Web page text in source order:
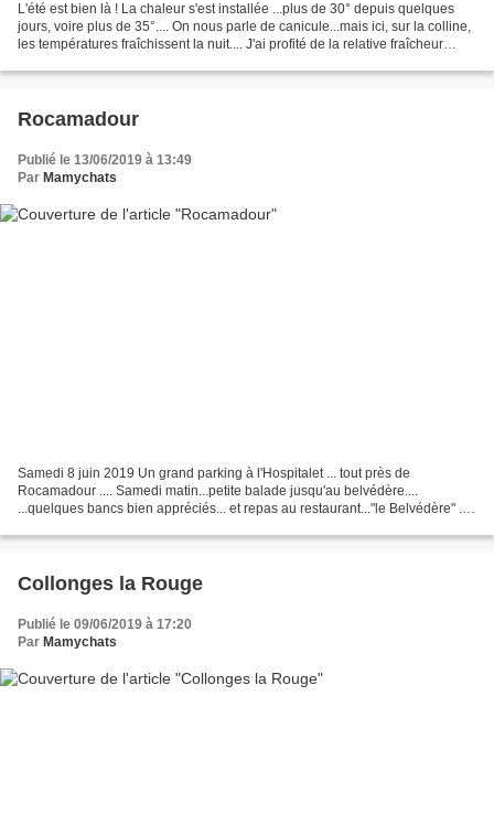
L'été est bien là ! La chaleur s'est installée ...plus de 30° depuis quelques
jours, voire plus de 35°.... On nous parle de canicule...mais ici, sur la colline,
les températures fraîchissent la nuit.... J'ai profité de la relative fraîcheur
Rocamadour
Publié le 13/06/2019 à 13:49
Par Mamychats
Samedi 8 juin 2019 Un grand parking à l'Hospitalet ... tout près de
Rocamadour .... Samedi matin...petite balade jusqu'au belvédère....
...quelques bancs bien appréciés... et repas au restaurant..."le Belvédère" ...!
Collonges la Rouge
Publié le 09/06/2019 à 17:20
Par Mamychats